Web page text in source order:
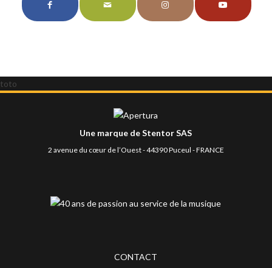
toto
Une marque de Stentor SAS
2 avenue du cœur de l’Ouest - 44390 Puceul - FRANCE
CONTACT